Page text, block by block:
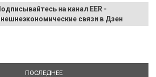
на канал EER -
связи в Дзен
ПОСЛЕДНЕЕ(АКТИВНАЯ ВКЛАДКА)